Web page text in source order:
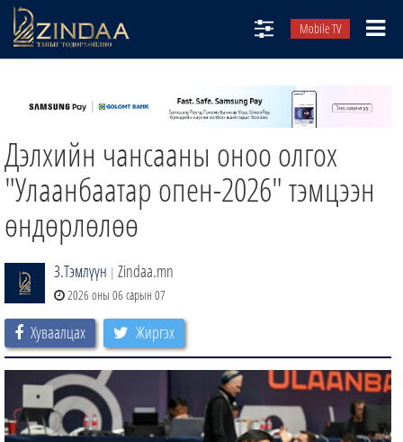
Mobile TV
ТВ8
ӨГЛӨӨНИЙ СОНИН
АУДИО ЗОХИОЛ
Дэлхийн чансааны оноо олгох
"Улаанбаатар опен-2026" тэмцээн
өндөрлөлөө
З.Тэмлүүн | Zindaa.mn
2026 оны 06 сарын 07
Хуваалцах Жиргэх